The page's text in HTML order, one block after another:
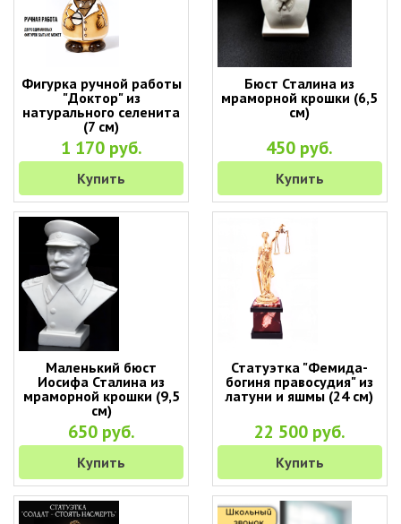
Фигурка ручной работы
"Доктор" из
натурального селенита
(7 см)
1 170 руб.
Купить
Бюст Сталина из
мраморной крошки (6,5
см)
450 руб.
Купить
Маленький бюст
Иосифа Сталина из
мраморной крошки (9,5
см)
650 руб.
Купить
Статуэтка "Фемида-
богиня правосудия" из
латуни и яшмы (24 см)
22 500 руб.
Купить